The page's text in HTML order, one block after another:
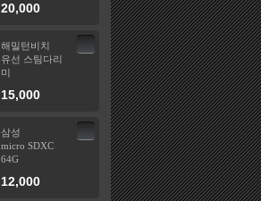
20,000
해밀턴비치
유선 스팀다리
미
15,000
삼성
micro SDXC
64G
12,000